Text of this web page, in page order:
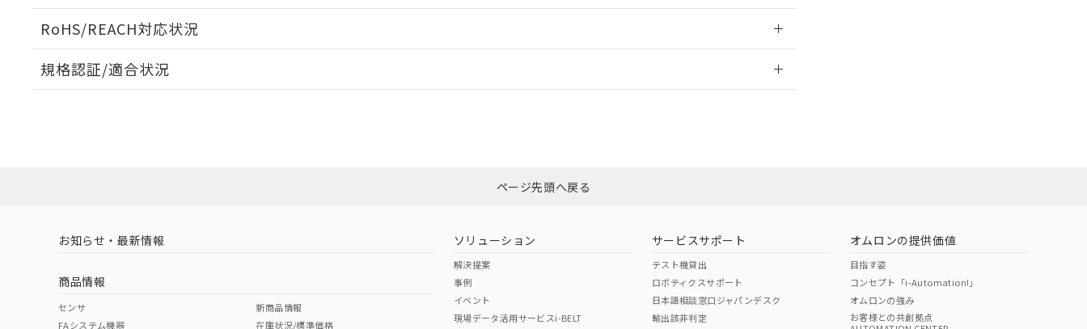
RoHS/REACH対応状況
EU RoHS 注意事項・凡例
ダウンロードはこちら
中国 RoHS 注意事項・凡例
中国 RoHS表
規格認証/適合状況
ページ先頭へ戻る
お知らせ・最新情報
商品情報
センサ
FAシステム機器
新商品情報
在庫状況/標準価格
ソリューション
解決提案
事例
イベント
現場データ活用サービスi-BELT
サービスサポート
テスト機貸出
ロボティクスサポート
日本語相談窓口ジャパンデスク
輸出該非判定
オムロンの提供価値
目指す姿
コンセプト「i-Automation!」
オムロンの強み
お客様との共創拠点